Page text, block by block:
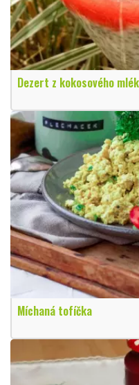
Dezert z kokosového
Míchaná tofíčka